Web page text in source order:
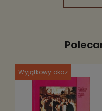
Wyjątkowy okaz